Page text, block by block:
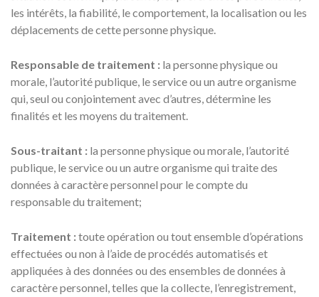
les intérêts, la fiabilité, le comportement, la localisation ou les
déplacements de cette personne physique.
Responsable de traitement : la personne physique ou
morale, l’autorité publique, le service ou un autre organisme
qui, seul ou conjointement avec d’autres, détermine les
finalités et les moyens du traitement.
Sous-traitant : la personne physique ou morale, l’autorité
publique, le service ou un autre organisme qui traite des
données à caractère personnel pour le compte du
responsable du traitement;
Traitement :toute opération ou tout ensemble d’opérations
effectuées ou non à l’aide de procédés automatisés et
appliquées à des données ou des ensembles de données à
caractère personnel, telles que la collecte, l’enregistrement,